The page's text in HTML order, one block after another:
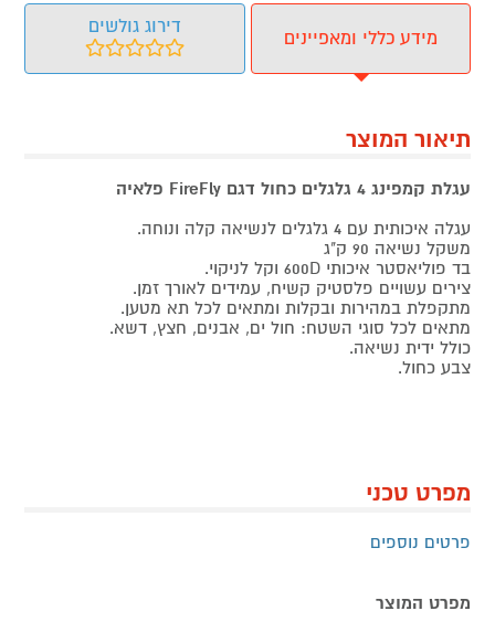
מידע כללי ומאפיינים
דירוג גולשים
תיאור המוצר
עגלת קמפינג 4 גלגלים כחול דגם FireFly פלאיה
עגלה איכותית עם 4 גלגלים לנשיאה קלה ונוחה.
משקל נשיאה 90 ק"ג
בד פוליאסטר איכותי 600D וקל לניקוי.
צירים עשויים פלסטיק קשיח, עמידים לאורך זמן.
מתקפלת במהירות ובקלות ומתאים לכל תא מטען.
מתאים לכל סוגי השטח: חול ים, אבנים, חצץ, דשא.
כולל ידית נשיאה.
צבע כחול.
מפרט טכני
פרטים נוספים
מפרט המוצר